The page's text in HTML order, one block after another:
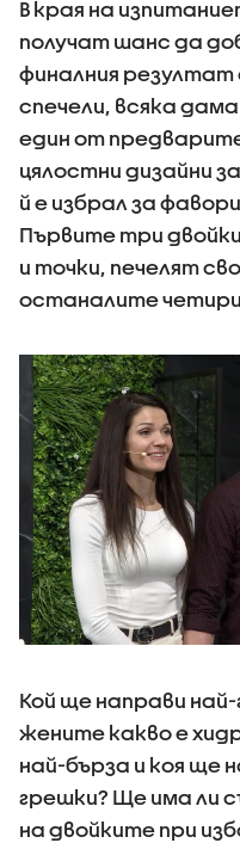
В края на
получат шанс да
финалния резултат
спечели, всяка
един от
цялостни дизайни
й е избрал за
Първите три
и точки, печелят
останалите четири
Кой ще направи най-
жените какво е
най-бърза и коя ще
грешки? Ще има ли
на двойките при